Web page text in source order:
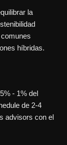
la
híbridas.
- 1% del
de 2-4
advisors con el